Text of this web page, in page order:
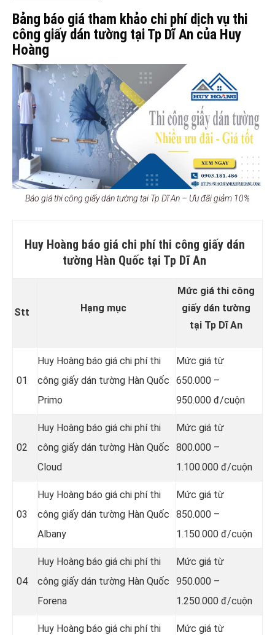
Bảng báo giá tham khảo chi phí dịch vụ thi
công giấy dán tường tại Tp Dĩ An của Huy
Hoàng
Báo giá thi công giấy dán tường tại Tp Dĩ An – Ưu đãi giảm 10%
Huy Hoàng báo giá chi phí thi công giấy dán
tường Hàn Quốc tại Tp Dĩ An
Stt Hạng mục
Mức giá thi công
giấy dán tường
tại Tp Dĩ An
01
Huy Hoàng báo giá chi phí thi
công giấy dán tường Hàn Quốc
Primo
Mức giá từ
650.000 –
950.000 đ/cuộn
02
Huy Hoàng báo giá chi phí thi
công giấy dán tường Hàn Quốc
Cloud
Mức giá từ
800.000 –
1.100.000 đ/cuộn
03
Huy Hoàng báo giá chi phí thi
công giấy dán tường Hàn Quốc
Albany
Mức giá từ
850.000 –
1.150.000 đ/cuộn
04
Huy Hoàng báo giá chi phí thi
công giấy dán tường Hàn Quốc
Forena
Mức giá từ
950.000 –
1.250.000 đ/cuộn
Huy Hoàng báo giá chi phí thi
Mức giá từ